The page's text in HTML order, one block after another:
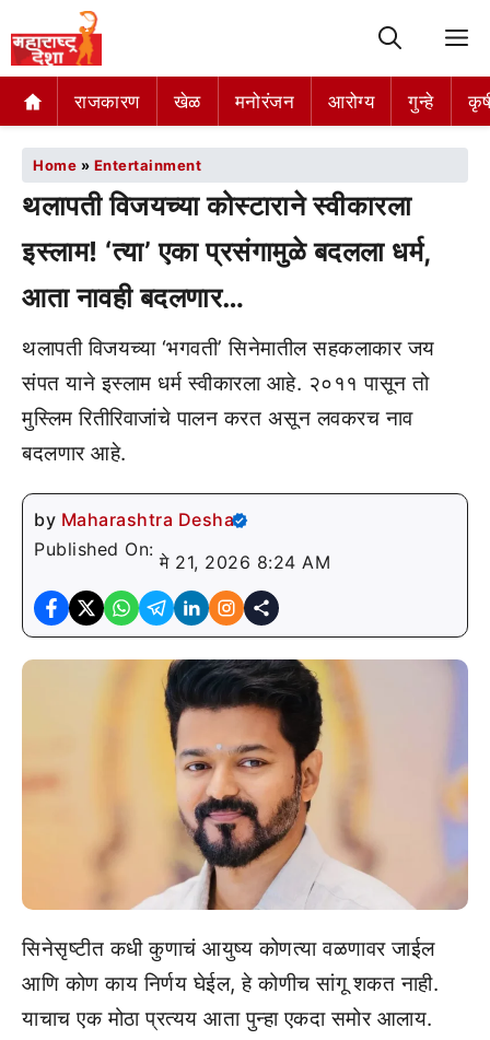
राजकारण खेळ मनोरंजन आरोग्य गुन्हे
Home » Entertainment
थलापती विजयच्या कोस्टाराने स्वीकारला
इस्लाम! ‘त्या’ एका प्रसंगामुळे बदलला धर्म,
आता नावही बदलणार…
थलापती विजयच्या ‘भगवती’ सिनेमातील सहकलाकार जय
संपत याने इस्लाम धर्म स्वीकारला आहे. २०११ पासून तो
मुस्लिम रितीरिवाजांचे पालन करत असून लवकरच नाव
बदलणार आहे.
by Maharashtra Desha
Published On:
मे 21, 2026 8:24 AM
सिनेसृष्टीत कधी कुणाचं आयुष्य कोणत्या वळणावर जाईल
आणि कोण काय निर्णय घेईल, हे कोणीच सांगू शकत नाही.
याचाच एक मोठा प्रत्यय आता पुन्हा एकदा समोर आलाय.